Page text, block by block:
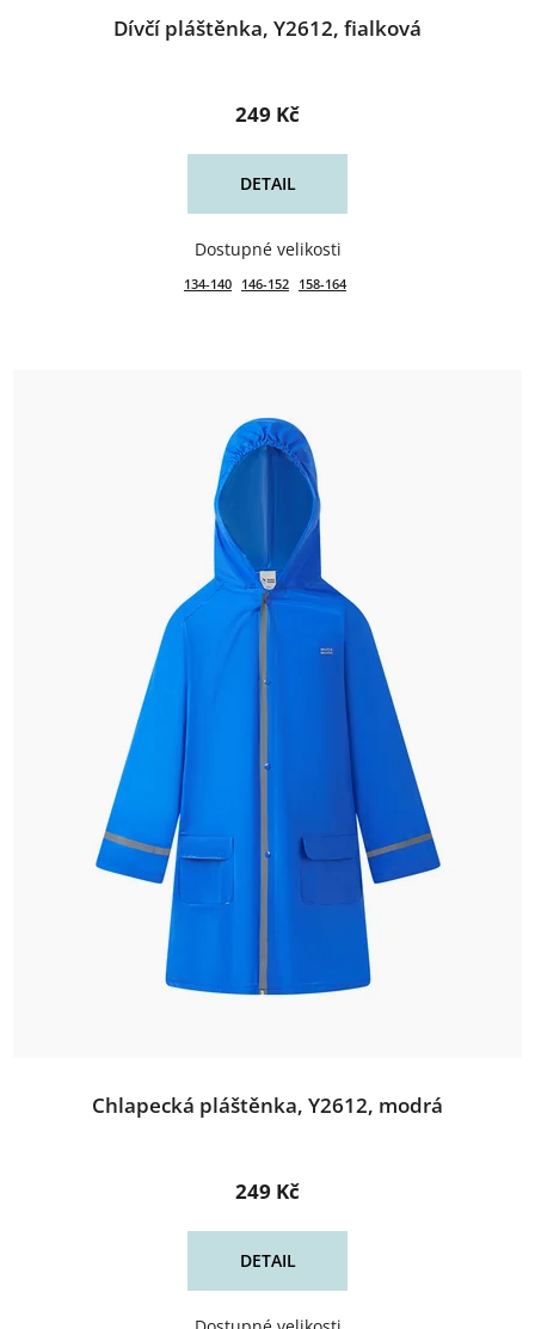
Dívčí pláštěnka, Y2612, fialková
249 Kč
DETAIL
134-140 146-152 158-164
Chlapecká pláštěnka, Y2612, modrá
249 Kč
DETAIL